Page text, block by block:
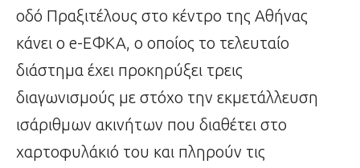
οδό Πραξιτέλους στο κέντρο της Αθήνας
κάνει ο e-ΕΦΚΑ, ο οποίος το τελευταίο
διάστημα έχει προκηρύξει τρεις
διαγωνισμούς με στόχο την εκμετάλλευση
ισάριθμων ακινήτων που διαθέτει στο
χαρτοφυλάκιό του και πληρούν τις